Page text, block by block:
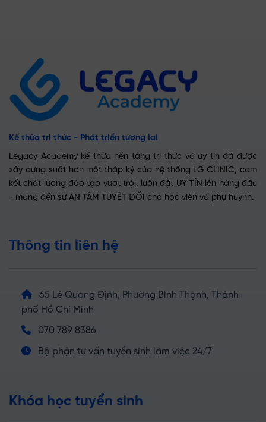
Kế thừa tri thức - Phát triển tương lai
Legacy Academy kế thừa nền tảng tri thức và uy tín đã được
xây dựng suốt hơn một thập kỷ của hệ thống LG CLINIC, cam
kết chất lượng đào tạo vượt trội, luôn đặt UY TÍN lên hàng đầu
- mang đến sự AN TÂM TUYỆT ĐỐI cho học viên và phụ huynh.
Thông tin liên hệ
65 Lê Quang Định, Phường Bình Thạnh, Thành
phố Hồ Chí Minh
070 789 8386
Bộ phận tư vấn tuyển sinh làm việc 24/7
Khóa học tuyển sinh